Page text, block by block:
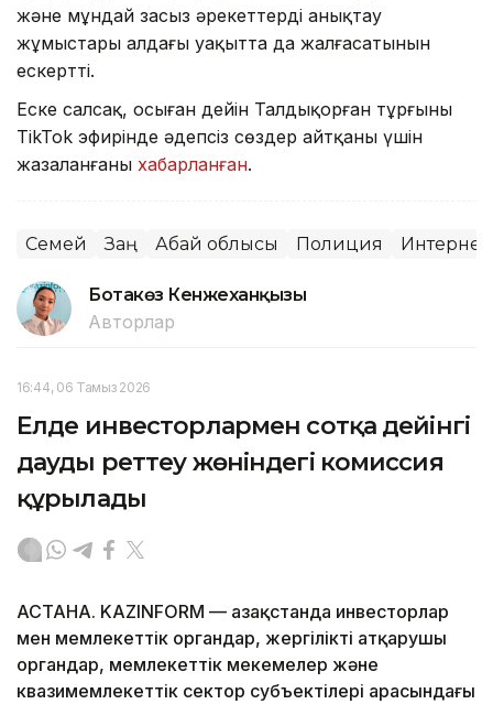
және мұндай заңсыз әрекеттерді анықтау
жұмыстары алдағы уақытта да жалғасатынын
ескертті.
Еске салсақ, осыған дейін Талдықорған тұрғыны
TikTok эфирінде әдепсіз сөздер айтқаны үшін
жазаланғаны хабарланған.
Семей Заң Абай облысы Полиция Интернет
Ботакөз Кенжеханқызы
Авторлар
16:44, 06 Тамыз 2026
Елде инвесторлармен сотқа дейінгі
дауды реттеу жөніндегі комиссия
құрылады
АСТАНА. KAZINFORM — Қазақстанда инвесторлар
мен мемлекеттік органдар, жергілікті атқарушы
органдар, мемлекеттік мекемелер және
квазимемлекеттік сектор субъектілері арасындағы